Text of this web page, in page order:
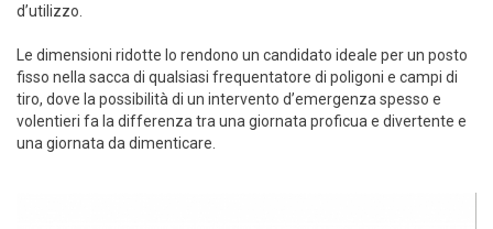
d’utilizzo.
Le dimensioni ridotte lo rendono un candidato ideale per un posto
fisso nella sacca di qualsiasi frequentatore di poligoni e campi di
tiro, dove la possibilità di un intervento d’emergenza spesso e
volentieri fa la differenza tra una giornata proficua e divertente e
una giornata da dimenticare.